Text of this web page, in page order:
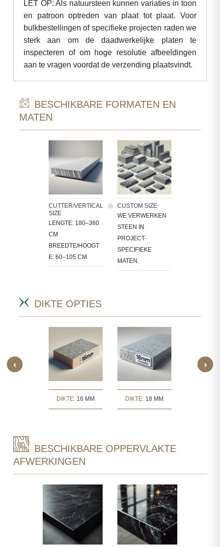
LET OP: Als natuursteen kunnen variaties in toon
en patroon optreden van plaat tot plaat. Voor
bulkbestellingen of specifieke projecten raden we
sterk aan om de daadwerkelijke platen te
inspecteren of om hoge resolutie afbeeldingen
aan te vragen voordat de verzending plaatsvindt.
BESCHIKBARE FORMATEN EN
MATEN
CUTTER/VERTICAL
SIZE
LENGTE: 180–360
CM
BREEDTE/HOOGT
E: 60–105 CM
CUSTOM SIZE
WE VERWERKEN
STEEN IN
PROJECT-
SPECIFIEKE
MATEN.
DIKTE OPTIES
‹
DIKTE: 16 MM DIKTE: 18 MM
›
BESCHIKBARE OPPERVLAKTE
AFWERKINGEN